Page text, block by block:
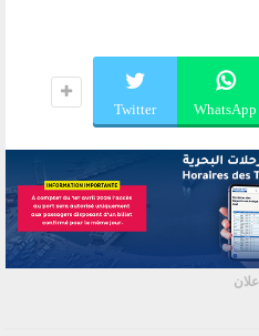
WhatsApp
Twitter
إعلان